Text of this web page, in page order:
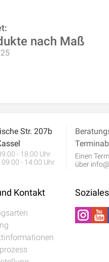
nach Maß
Str. 207b
- 18:00 Uhr
- 14:00 Uhr
Einen
über
Kontakt